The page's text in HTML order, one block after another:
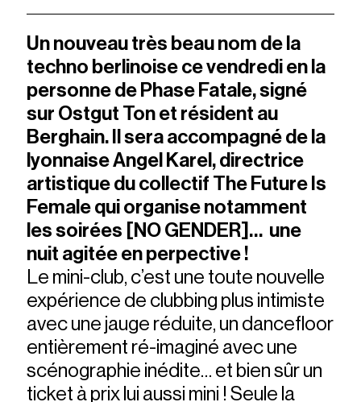
Un nouveau très beau nom de la
techno berlinoise ce vendredi en la
personne de Phase Fatale, signé
sur Ostgut Ton et résident au
Berghain. Il sera accompagné de la
lyonnaise Angel Karel, directrice
artistique du collectif The Future Is
Female qui organise notamment
les soirées [NO GENDER]… une
nuit agitée en perpective !
Le mini-club, c’est une toute nouvelle
expérience de clubbing plus intimiste
avec une jauge réduite, un dancefloor
entièrement ré-imaginé avec une
scénographie inédite… et bien sûr un
ticket à prix lui aussi mini ! Seule la